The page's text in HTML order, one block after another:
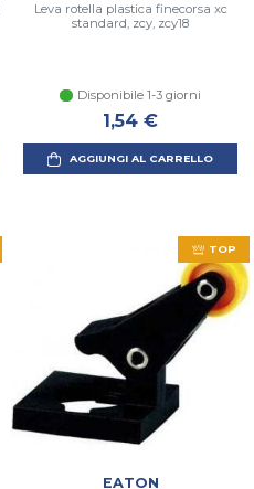
Leva rotella plastica finecorsa xc
standard, zcy, zcy18
Disponibile 1-3 giorni
1,54 €
AGGIUNGI AL CARRELLO
TOP
EATON